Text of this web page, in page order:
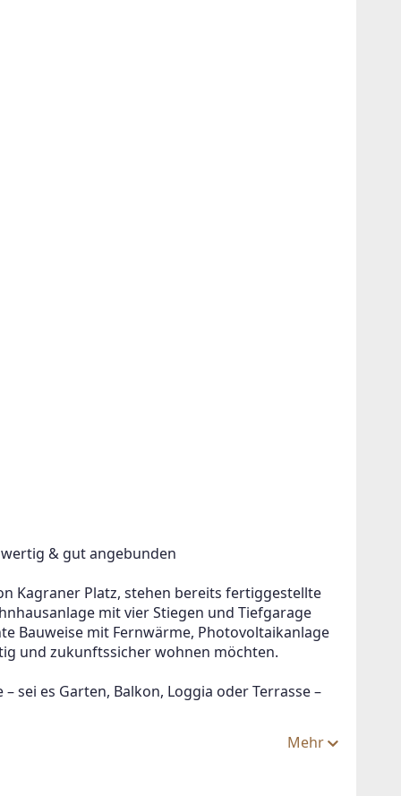
& gut angebunden
Kagraner Platz, stehen bereits fertiggestellte
mit vier Stiegen und Tiefgarage
Bauweise mit Fernwärme, Photovoltaikanlage
und zukunftssicher wohnen möchten.
sei es Garten, Balkon, Loggia oder Terrasse –
Mehr